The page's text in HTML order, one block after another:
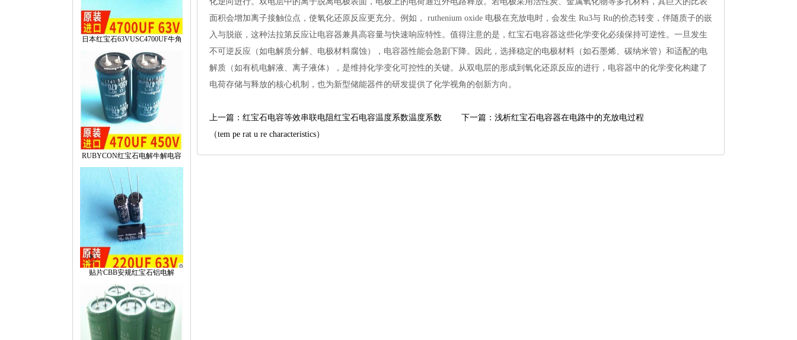
日本红宝石63VUSC4700UF牛角
RUBYCON红宝石电解牛解电容
贴片CBB安规红宝石铝电解
面积会增加离子接触位点，使氧化还原反应更充分。例如，rutheniumoxide电极在充放电时，会发生Ru3与Ru的价态转变，伴随质子的嵌
入与脱嵌，这种法拉第反应让电容器兼具高容量与快速响应特性。值得注意的是，红宝石电容器这些化学变化必须保持可逆性。一旦发生
不可逆反应（如电解质分解、电极材料腐蚀），电容器性能会急剧下降。因此，选择稳定的电极材料（如石墨烯、碳纳米管）和适配的电
解质（如有机电解液、离子液体），是维持化学变化可控性的关键。从双电层的形成到氧化还原反应的进行，电容器中的化学变化构建了
电荷存储与释放的核心机制，也为新型储能器件的研发提供了化学视角的创新方向。
上一篇：红宝石电容等效串联电阻红宝石电容温度系数温度系数
（temperaturecharacteristics）
下一篇：浅析红宝石电容器在电路中的充放电过程